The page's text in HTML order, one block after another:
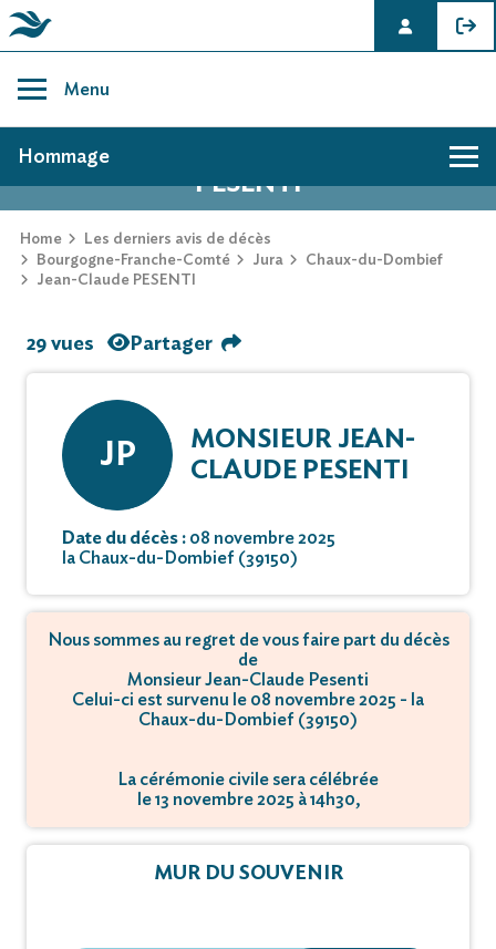
content
Menu
AVIS DE DÉCÈS DE JEAN-CLAUDE
PESENTI
Home
Les derniers avis de décès
Bourgogne-Franche-Comté
Jura
Chaux-du-Dombief
Jean-Claude PESENTI
Hommage
29 vues Partager
JP
MONSIEUR JEAN-
CLAUDE PESENTI
Date du décès : 08 novembre 2025
la Chaux-du-Dombief (39150)
Nous sommes au regret de vous faire part du décès
de
Monsieur Jean-Claude Pesenti
Celui-ci est survenu le 08 novembre 2025 - la
Chaux-du-Dombief (39150)
La cérémonie civile sera célébrée
le 13 novembre 2025 à 14h30,
MUR DU SOUVENIR